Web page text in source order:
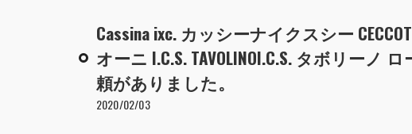
Cassina ixc. カッシーナイクスシー
オーニ I.C.S. TAVOLINOI.C.S. タボリーノ
頼がありました。
2020/02/03